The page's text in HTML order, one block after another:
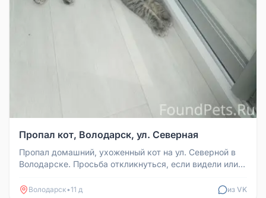
Пропал кот, Володарск, ул. Северная
Пропал домашний, ухоженный кот на ул. Северной в
Володарске. Просьба откликнуться, если видели или
Володарск•11 д из VK